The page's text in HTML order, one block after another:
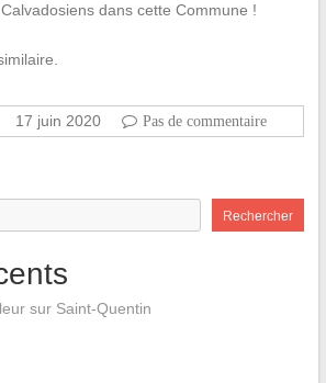
dans cette Commune !
17 juin 2020 Pas de commentaire
Rechercher
sur Saint-Quentin